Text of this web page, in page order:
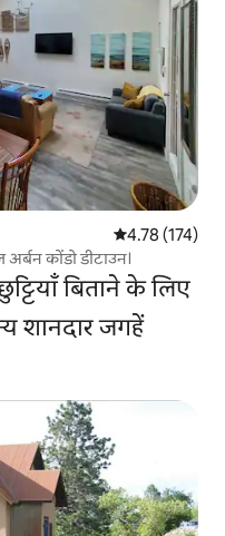
औसत रेटिंग 5 में से
4.78 (174)
कोंडो डीटाउन।
बिताने के लिए
शानदार जगहें